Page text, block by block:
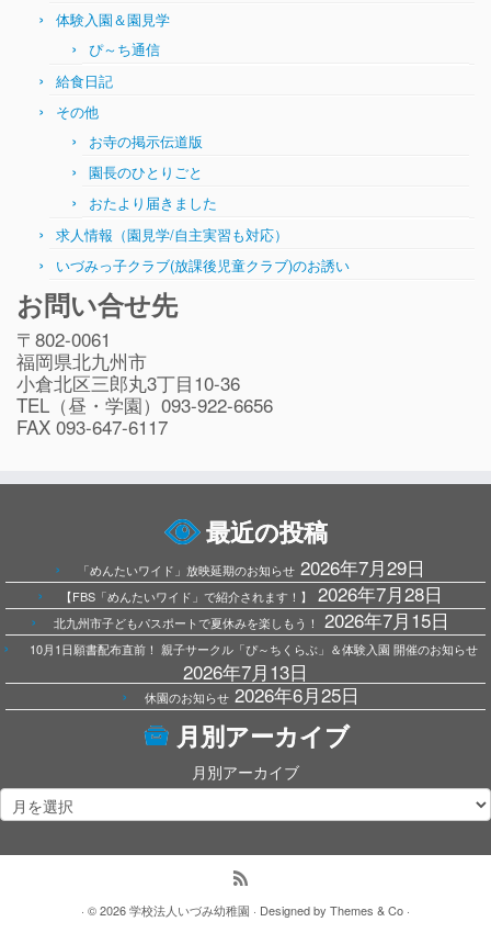
体験入園＆園見学
ぴ～ち通信
給食日記
その他
お寺の掲示伝道版
園長のひとりごと
おたより届きました
求人情報（園見学/自主実習も対応）
いづみっ子クラブ(放課後児童クラブ)のお誘い
お問い合せ先
〒802-0061
福岡県北九州市
小倉北区三郎丸3丁目10-36
TEL（昼・学園）093-922-6656
FAX 093-647-6117
最近の投稿
「めんたいワイド」放映延期のお知らせ 2026年7月29日
【FBS「めんたいワイド」で紹介されます！】 2026年7月28日
北九州市子どもパスポートで夏休みを楽しもう！ 2026年7月15日
10月1日願書配布直前！ 親子サークル「ぴ～ちくらぶ」＆体験入園 開催のお知らせ
2026年7月13日
休園のお知らせ 2026年6月25日
月別アーカイブ
月別アーカイブ
· © 2026学校法人いづみ幼稚園 · Designed by Themes & Co ·